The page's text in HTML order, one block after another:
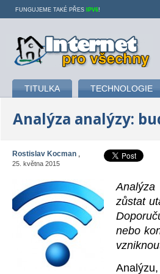
Internet pro všechny
TITULKA TECHNOLOGIE
FUNGUJEME TAKÉ PŘES IPV6!
Analýza analýzy:
Rostislav Kocman
25. května 2015
zůstat
nebo